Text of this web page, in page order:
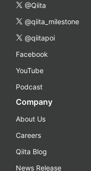
@Qiita
@qiita_milestone
@qiitapoi
Facebook
YouTube
Podcast
Company
About Us
Careers
Qiita Blog
News Release